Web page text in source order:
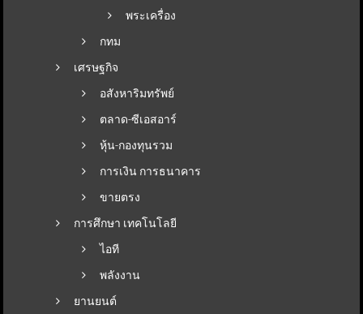
พระเครื่อง
กทม
เศรษฐกิจ
อสังหาริมทรัพย์
ตลาด-ซีเอสอาร์
หุ้น-กองทุนรวม
การเงิน การธนาคาร
ขายตรง
การศึกษา เทคโนโลยี
ไอที
พลังงาน
ยานยนต์